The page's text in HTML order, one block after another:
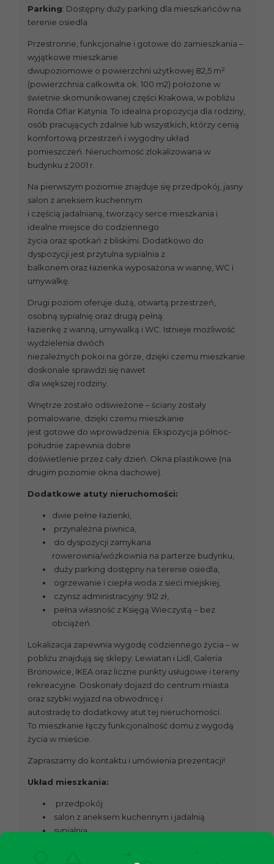
Parking: Dostępny duży parking dla mieszkańców na
terenie osiedla
Przestronne, funkcjonalne i gotowe do zamieszkania –
wyjątkowe mieszkanie
dwupoziomowe o powierzchni użytkowej 82,5 m²
(powierzchnia całkowita ok. 100 m2) położone w
świetnie skomunikowanej części Krakowa, w pobliżu
Ronda Ofiar Katynia. To idealna propozycja dla rodziny,
osób pracujących zdalnie lub wszystkich, którzy cenią
komfortową przestrzeń i wygodny układ
pomieszczeń. Nieruchomość zlokalizowana w
budynku z 2001 r.
Na pierwszym poziomie znajduje się przedpokój, jasny
salon z aneksem kuchennym
i częścią jadalnianą, tworzący serce mieszkania i
idealne miejsce do codziennego
życia oraz spotkań z bliskimi. Dodatkowo do
dyspozycji jest przytulna sypialnia z
balkonem oraz łazienka wyposażona w wannę, WC i
umywalkę.
Drugi poziom oferuje dużą, otwartą przestrzeń,
osobną sypialnię oraz drugą pełną
łazienkę z wanną, umywalką i WC. Istnieje możliwość
wydzielenia dwóch
niezależnych pokoi na górze, dzięki czemu mieszkanie
doskonale sprawdzi się nawet
dla większej rodziny.
Wnętrze zostało odświeżone – ściany zostały
pomalowane, dzięki czemu mieszkanie
jest gotowe do wprowadzenia. Ekspozycja północ-
południe zapewnia dobre
doświetlenie przez cały dzień. Okna plastikowe (na
drugim poziomie okna dachowe).
Dodatkowe atuty nieruchomości:
dwie pełne łazienki,
przynależna piwnica,
do dyspozycji zamykana
rowerownia/wózkownia na parterze budynku,
duży parking dostępny na terenie osiedla,
ogrzewanie i ciepła woda z sieci miejskiej,
czynsz administracyjny: 912 zł,
pełna własność z Księgą Wieczystą – bez
obciążeń.
Lokalizacja zapewnia wygodę codziennego życia – w
pobliżu znajdują się sklepy: Lewiatan i Lidl, Galeria
Bronowice, IKEA oraz liczne punkty usługowe i tereny
rekreacyjne. Doskonały dojazd do centrum miasta
oraz szybki wyjazd na obwodnicę i
autostradę to dodatkowy atut tej nieruchomości.
To mieszkanie łączy funkcjonalność domu z wygodą
życia w mieście.
Zapraszamy do kontaktu i umówienia prezentacji!
Układ mieszkania:
przedpokój
salon z aneksem kuchennym i jadalnią
sypialnia